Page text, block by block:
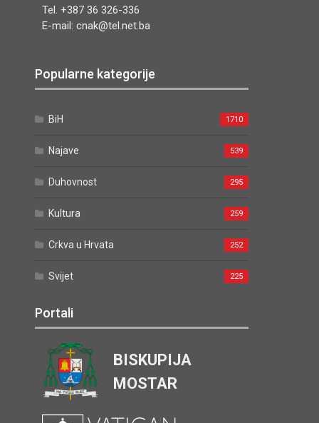
Tel. +387 36 326-336
E-mail: cnak@tel.net.ba
Popularne kategorije
BiH 1710
Najave 539
Duhovnost 295
Kultura 259
Crkva u Hrvata 252
Svijet 225
Portali
BISKUPIJA
MOSTAR